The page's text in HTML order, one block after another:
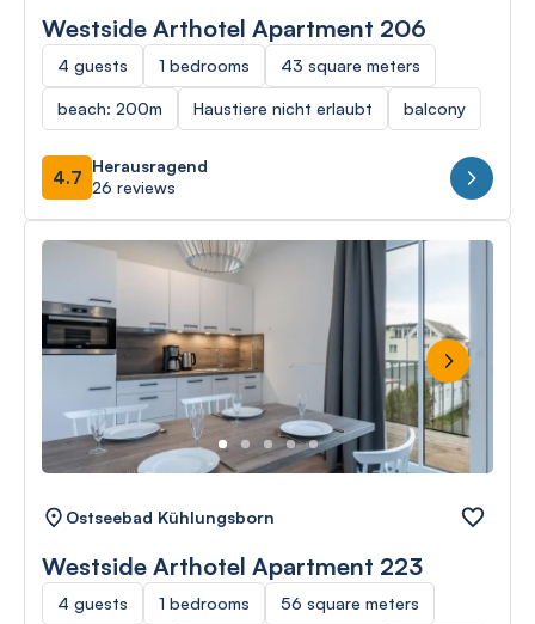
Westside Arthotel Apartment 206
4 guests 1 bedrooms 43 square meters
beach: 200m Haustiere nicht erlaubt balcony
4.7
Herausragend
26 reviews
Next
Ostseebad Kühlungsborn
Westside Arthotel Apartment 223
4 guests 1 bedrooms 56 square meters